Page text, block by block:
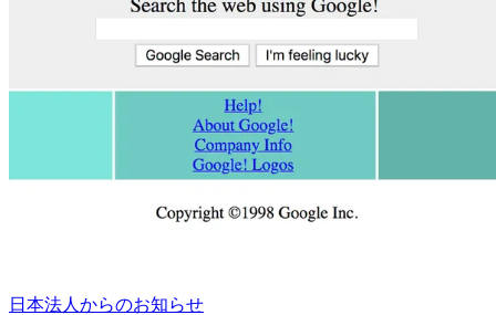
日本法人からのお知らせ